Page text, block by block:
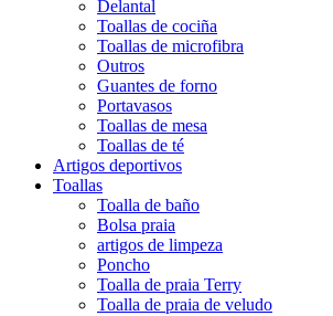
Delantal
Toallas de cociña
Toallas de microfibra
Outros
Guantes de forno
Portavasos
Toallas de mesa
Toallas de té
Artigos deportivos
Toallas
Toalla de baño
Bolsa praia
artigos de limpeza
Poncho
Toalla de praia Terry
Toalla de praia de veludo